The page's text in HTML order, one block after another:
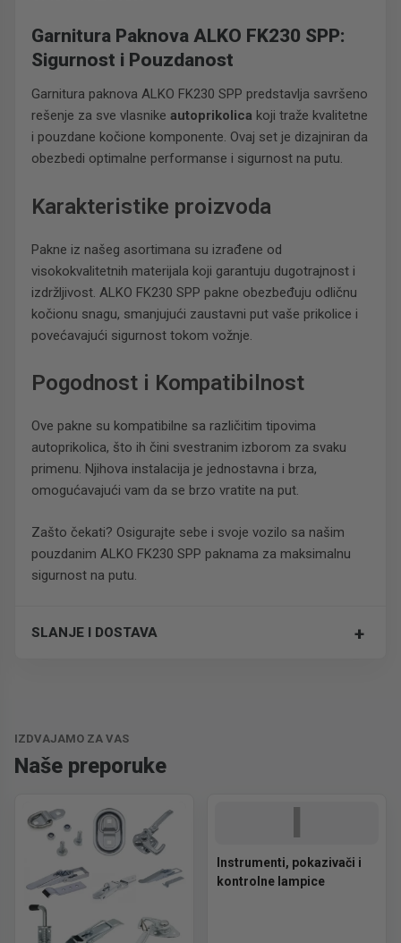
Garnitura Paknova ALKO FK230 SPP:
Sigurnost i Pouzdanost
Garnitura paknova ALKO FK230 SPP predstavlja savršeno
rešenje za sve vlasnike autoprikolica koji traže kvalitetne
i pouzdane kočione komponente. Ovaj set je dizajniran da
obezbedi optimalne performanse i sigurnost na putu.
Karakteristike proizvoda
Pakne iz našeg asortimana su izrađene od
visokokvalitetnih materijala koji garantuju dugotrajnost i
izdržljivost. ALKO FK230 SPP pakne obezbeđuju odličnu
kočionu snagu, smanjujući zaustavni put vaše prikolice i
povećavajući sigurnost tokom vožnje.
Pogodnost i Kompatibilnost
Ove pakne su kompatibilne sa različitim tipovima
autoprikolica, što ih čini svestranim izborom za svaku
primenu. Njihova instalacija je jednostavna i brza,
omogućavajući vam da se brzo vratite na put.
Zašto čekati? Osigurajte sebe i svoje vozilo sa našim
pouzdanim ALKO FK230 SPP paknama za maksimalnu
sigurnost na putu.
SLANJE I DOSTAVA +
IZDVAJAMO ZA VAS
Naše preporuke
I
Instrumenti, pokazivači i
kontrolne lampice